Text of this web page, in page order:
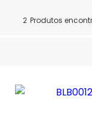
2 Produtos